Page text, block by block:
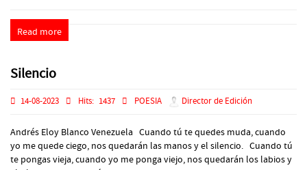
Read more
Silencio
14-08-2023 Hits: 1437 POESIA Director de Edición
Andrés Eloy Blanco Venezuela Cuando tú te quedes muda, cuando
yo me quede ciego, nos quedarán las manos y el silencio. Cuando tú
te pongas vieja, cuando yo me ponga viejo, nos quedarán los labios y